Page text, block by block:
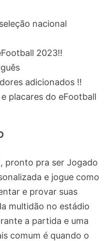
nacional
2023!!
adicionados !!
placares do eFootball
pronto pra ser Jogado
e jogue como
e provar suas
multidão no estádio
a partida e uma
comum é quando o